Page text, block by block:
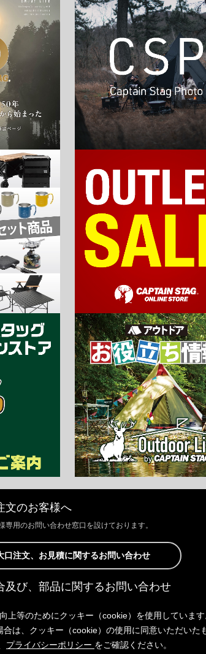
文のお客様へ
専用のお問い合わせ窓口を設けております。
口注文、お見積に関するお問い合わせ
及び、部品に関するお問い合わせ
イトにて承っております。
さい。
上等のためにクッキー（cookie）を使用しています
は、クッキー（cookie）の使用に同意いただいた
プライバシーポリシー をご確認ください。